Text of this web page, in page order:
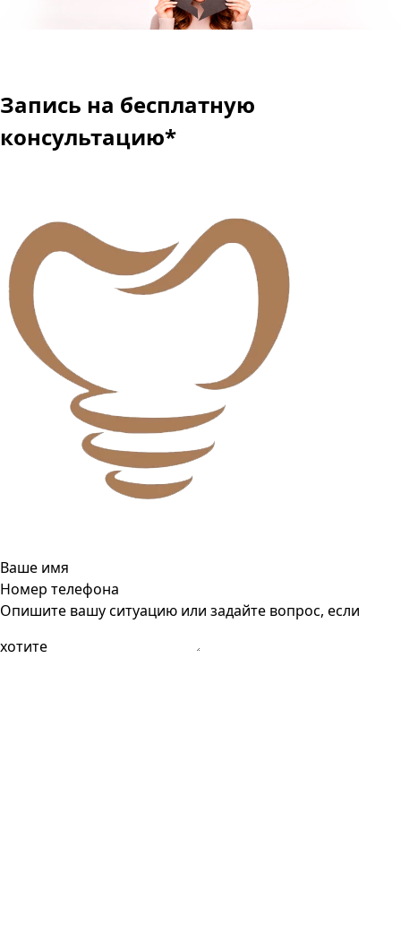
Запись на бесплатную
консультацию*
Ваше имя
Номер телефона
Опишите вашу ситуацию или задайте вопрос, если
хотите